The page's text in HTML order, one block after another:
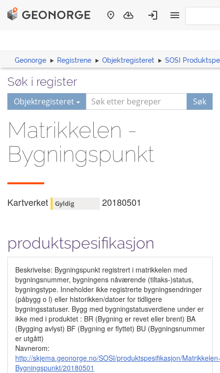
Geonorge Registrene Objektregisteret SOSI
Søk i register
Objektregisteret Søk
Matrikkelen -
Bygningspunkt
Kartverket Gyldig 20180501
produktspesifikasjon
Beskrivelse: Bygningspunkt registrert i matrikkelen med
bygningsnummer, bygningens nåværende (tiltaks-)status,
bygningstype. Inneholder ikke registrerte bygningsendringer
(påbygg o l) eller historikken/datoer for tidligere
bygningsstatuser. Bygg med bygningstatusverdiene under er
ikke med i produktet : BR (Bygning er revet eller brent) BA
(Bygging avlyst) BF (Bygning er flyttet) BU (Bygningsnummer
er utgått)
Navnerom:
http://skjema.geonorge.no/SOSI/produktspesifikasjon/Matrikkelen-
Bygningspunkt/20180501